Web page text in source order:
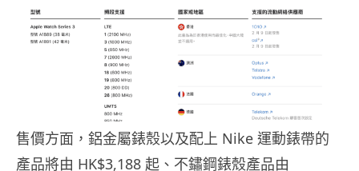
售價方面，鋁金屬錶殼以及配上 Nike 運動錶帶的
產品將由 HK$3,188 起、不鏽鋼錶殼產品由